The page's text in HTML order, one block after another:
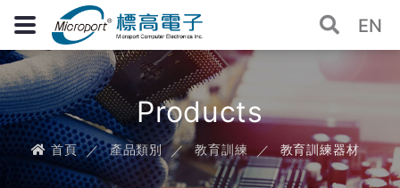
EN
Products
首頁 產品類別 教育訓練 教育訓練器材